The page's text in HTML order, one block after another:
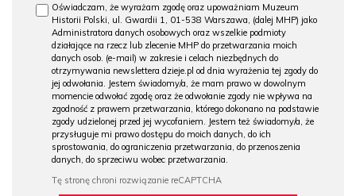
Oświadczam, że wyrażam zgodę oraz upoważniam Muzeum
Historii Polski, ul. Gwardii 1, 01-538 Warszawa, (dalej MHP) jako
Administratora danych osobowych oraz wszelkie podmioty
działające na rzecz lub zlecenie MHP do przetwarzania moich
danych osob. (e-mail) w zakresie i celach niezbędnych do
otrzymywania newslettera dzieje.pl od dnia wyrażenia tej zgody do
jej odwołania. Jestem świadomy/a, że mam prawo w dowolnym
momencie odwołać zgodę oraz że odwołanie zgody nie wpływa na
zgodność z prawem przetwarzania, którego dokonano na podstawie
zgody udzielonej przed jej wycofaniem. Jestem też świadomy/a, że
przysługuje mi prawo dostępu do moich danych, do ich
sprostowania, do ograniczenia przetwarzania, do przenoszenia
danych, do sprzeciwu wobec przetwarzania.